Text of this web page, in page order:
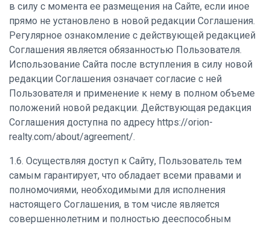
в силу с момента ее размещения на Сайте, если иное
прямо не установлено в новой редакции Соглашения.
Регулярное ознакомление с действующей редакцией
Соглашения является обязанностью Пользователя.
Использование Сайта после вступления в силу новой
редакции Соглашения означает согласие с ней
Пользователя и применение к нему в полном объеме
положений новой редакции. Действующая редакция
Соглашения доступна по адресу https://orion-
realty.com/about/agreement/.
1.6. Осуществляя доступ к Сайту, Пользователь тем
самым гарантирует, что обладает всеми правами и
полномочиями, необходимыми для исполнения
настоящего Соглашения, в том числе является
совершеннолетним и полностью дееспособным